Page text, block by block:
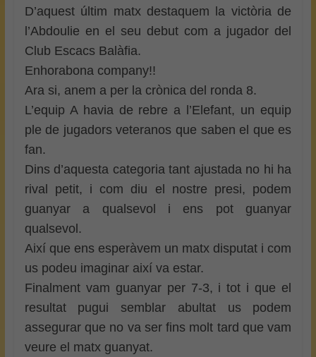
D’aquest últim matx destaquem la victòria de
l’Abdoulie en el seu debut com a jugador del
Club Escacs Balàfia.
Enhorabona company!!
Ara si, anem a per la crònica del ronda 8.
L’equip A havia de rebre a l’Elefant, un equip
ple de jugadors veteranos que saben el que es
fan.
Dins d’aquesta categoria tant ajustada no hi ha
rival petit, i com diu el nostre presi, podem
guanyar a qualsevol i ens pot guanyar
qualsevol.
Així que ens esperàvem un matx disputat i com
us podeu imaginar així va estar.
Finalment vam guanyar per 7-3, i tot i que el
resultat pugui semblar abultat us podem
assegurar que no va ser fins molt tard que vam
veure el matx guanyat.